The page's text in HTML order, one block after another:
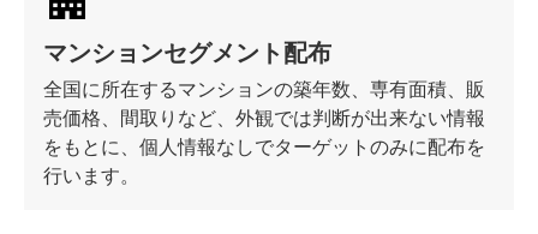
マンションセグメント配布
全国に所在するマンションの築年数、専有面積、販
売価格、間取りなど、外観では判断が出来ない情報
をもとに、個人情報なしでターゲットのみに配布を
行います。